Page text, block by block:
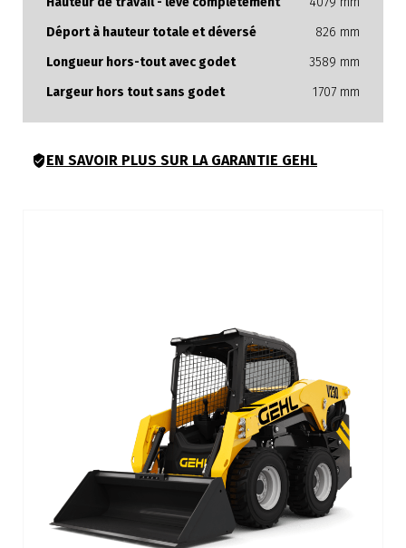
Déport à hauteur totale et déversé
826 mm
Longueur hors-tout avec godet
3589 mm
Largeur hors tout sans godet
1707 mm
EN SAVOIR PLUS SUR LA GARANTIE GEHL